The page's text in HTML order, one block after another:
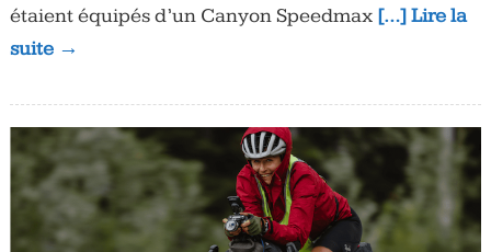
étaient équipés d’un Canyon Speedmax […] Lire la
suite →